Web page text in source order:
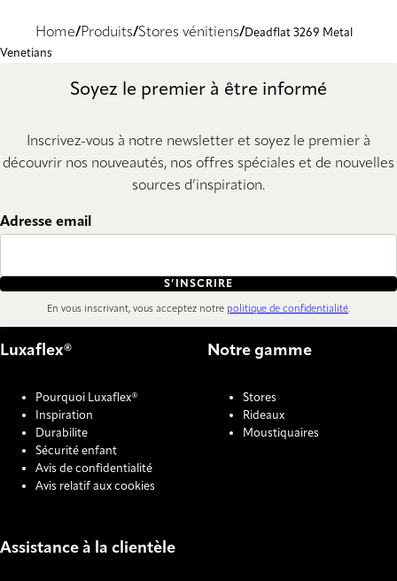
Home Produits Stores vénitiens
Deadflat 3269 Metal
Venetians
Soyez le premier à être informé
Inscrivez-vous à notre newsletter et soyez le premier à
découvrir nos nouveautés, nos offres spéciales et de nouvelles
sources d’inspiration.
Adresse email
S’INSCRIRE
En vous inscrivant, vous acceptez notre politique de confidentialité.
Luxaflex®
Pourquoi Luxaflex®
Inspiration
Durabilite
Sécurité enfant
Avis de confidentialité
Avis relatif aux cookies
Notre gamme
Stores
Rideaux
Moustiquaires
Assistance à la clientèle